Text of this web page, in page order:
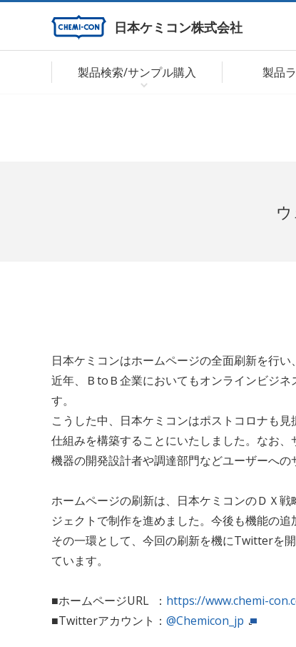
日本ケミコン株式会社
製品検索/サンプル購入 製品
日本ケミコンはホームページの全面刷新を行
近年、ＢtoＢ企業においてもオンラインビジ
す。
こうした中、日本ケミコンはポストコロナも
仕組みを構築することにいたしました。なお
機器の開発設計者や調達部門などユーザーへ
ホームページの刷新は、日本ケミコンのＤＸ
ジェクトで制作を進めました。今後も機能の
その一環として、今回の刷新を機にTwitterを
ています。
■ホームページURL ： https://www.chemi-
■Twitterアカウント： @Chemicon_jp